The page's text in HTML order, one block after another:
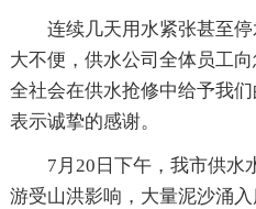
连续几天用水紧张甚至
大不便，供水公司全体员工
全社会在供水抢修中给予我
表示诚挚的感谢。
7月20日下午，我市供水
游受山洪影响，大量泥沙涌